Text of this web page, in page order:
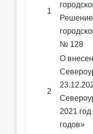
1
№ 128
2
О
2021
годов»